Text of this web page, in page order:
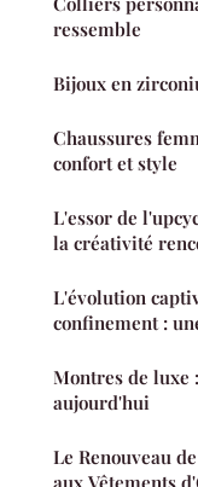
ressemble
Bijoux en
Chaussures
confort et style
L'essor de
la créativité
L'évolution
confinement :
Montres de luxe
aujourd'hui
Le Renouveau